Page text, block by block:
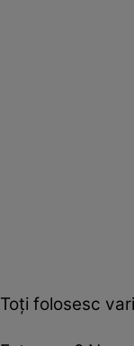
Toți folosesc